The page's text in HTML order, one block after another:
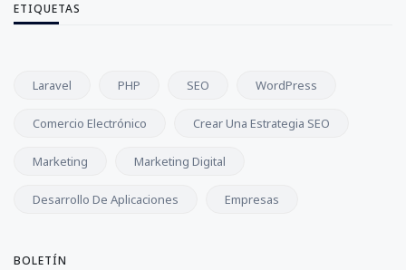
ETIQUETAS
Laravel PHP SEO WordPress
Comercio Electrónico Crear Una Estrategia SEO
Marketing Marketing Digital
Desarrollo De Aplicaciones Empresas
BOLETÍN